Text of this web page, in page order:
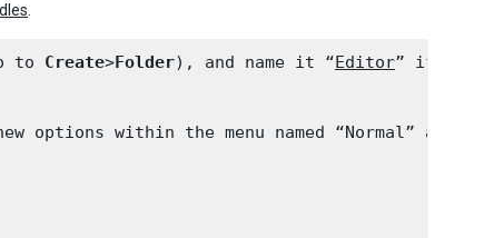
to Create>Folder), and name it “Editor” if it
options within the menu named “Normal”